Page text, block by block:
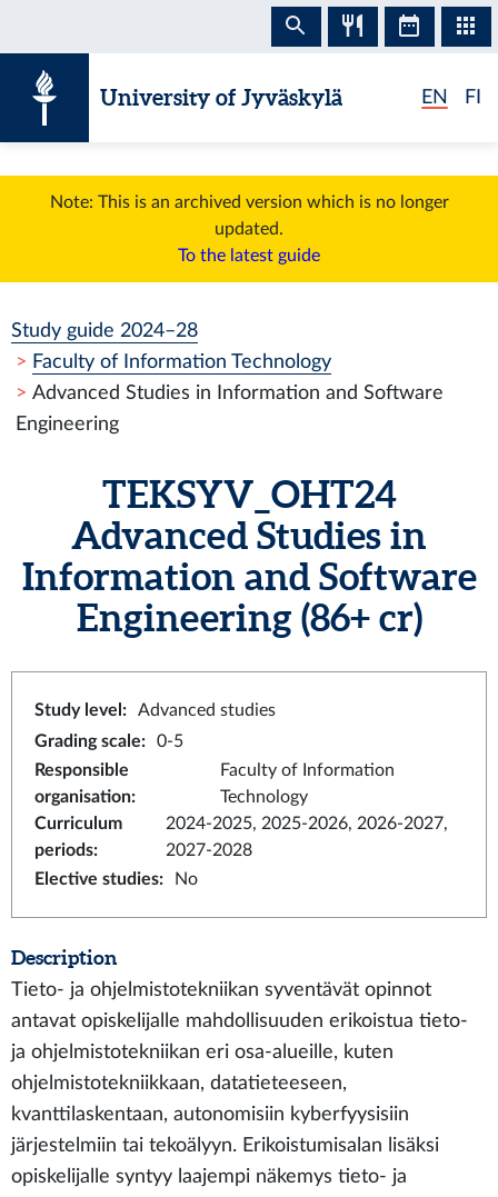
University of Jyväskylä EN FI
Note: This is an archived version which is no longer
updated.
To the latest guide
Study guide 2024–28
Faculty of Information Technology
Advanced Studies in Information and Software
Engineering
TEKSYV_OHT24
Advanced Studies in
Information and Software
Engineering (86+ cr)
Study level :
Advanced studies
Grading scale:
0-5
Responsible
organisation:
Faculty of Information
Technology
Curriculum
periods:
2024-2025, 2025-2026, 2026-2027,
2027-2028
Elective studies: No
Description
Tieto- ja ohjelmistotekniikan syventävät opinnot
antavat opiskelijalle mahdollisuuden erikoistua tieto-
ja ohjelmistotekniikan eri osa-alueille, kuten
ohjelmistotekniikkaan, datatieteeseen,
kvanttilaskentaan, autonomisiin kyberfyysisiin
järjestelmiin tai tekoälyyn. Erikoistumisalan lisäksi
opiskelijalle syntyy laajempi näkemys tieto- ja